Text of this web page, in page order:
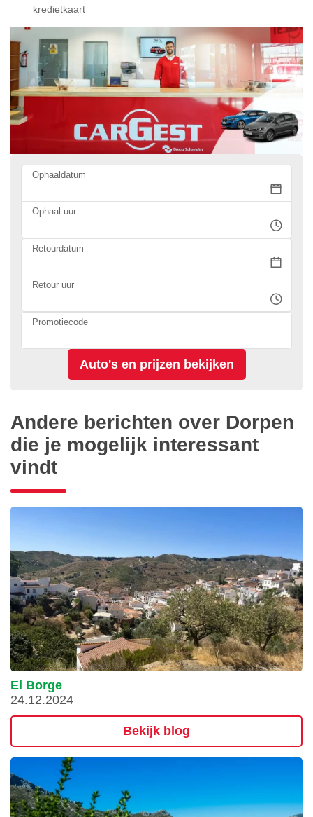
kredietkaart
Ophaaldatum
Ophaal uur
Retourdatum
Retour uur
Promotiecode
Andere berichten over Dorpen
die je mogelijk interessant
vindt
El Borge
24.12.2024
Bekijk blog